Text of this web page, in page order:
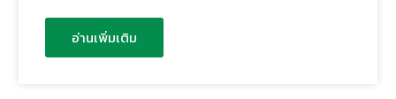
อ่านเพิ่มเติม